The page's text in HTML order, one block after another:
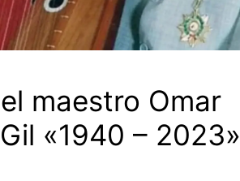
maestro Omar
«1940 – 2023»